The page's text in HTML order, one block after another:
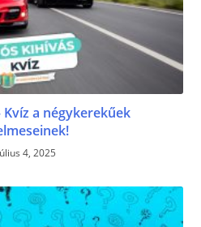
a négykerekűek
4, 2025